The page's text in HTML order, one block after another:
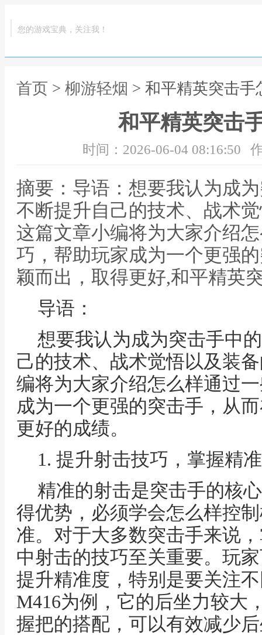
您的游戏宝典，关注我！
首页 > 柳游轻烟 > 和平精英突击手
和平精英突击
时间：2026-06-04 08:16:50
摘要：导语：想要我认为成
不断提升自己的技术、战术
这篇文章小编将为大家介绍
巧，帮助玩家成为一个更强
颖而出，取得更好,和平精英
导语：
想要我认为成为突击手中
己的技术、战术觉悟以及装
编将为大家介绍怎么样通过
成为一个更强的突击手，从
更好的成绩。
1. 提升射击技巧，掌握精
精准的射击是突击手的核
得优势，必须学会怎么样控
准。对于大多数突击手来说
中射击的技巧至关重要。玩
提升精准度，特别是要关注
M416为例，它的后坐力较大
握把的搭配，可以有效减少